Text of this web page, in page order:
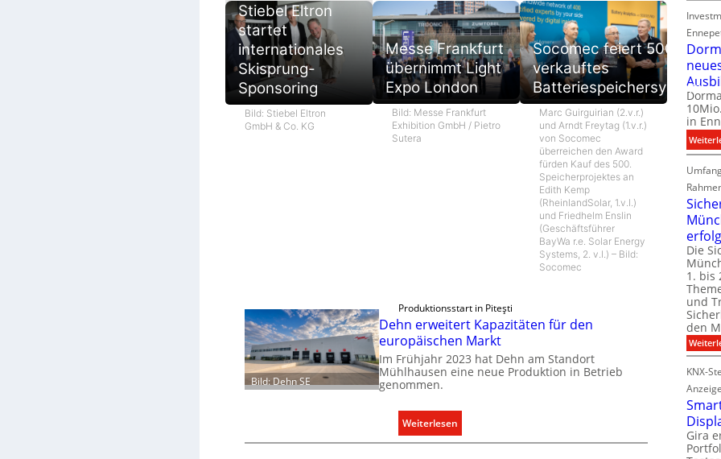
Stiebel Eltron
startet
internationales
Skisprung-
Sponsoring
Bild: Stiebel Eltron
GmbH & Co. KG
Messe Frankfurt
übernimmt Light
Expo London
Bild: Messe Frankfurt
Exhibition GmbH / Pietro
Sutera
Socomec feiert 500.
verkauftes
Batteriespeichersystem
Marc Guirguirian (2.v.r.)
und Arndt Freytag (1.v.r.)
von Socomec
überreichen den Award
fürden Kauf des 500.
Speicherprojektes an
Edith Kemp
(RheinlandSolar, 1.v.l.)
und Friedhelm Enslin
(Geschäftsführer
BayWa r.e. Solar Energy
Systems, 2. v.l.) – Bild:
Socomec
Bild: Dehn SE
Produktionsstart in Piteşti
Dehn erweitert Kapazitäten für den
europäischen Markt
Im Frühjahr 2023 hat Dehn am Standort
Mühlhausen eine neue Produktion in Betrieb
genommen.
Weiterlesen:
D
in
Die
1. bis
und
den
KNX-
Anzeige
Gira